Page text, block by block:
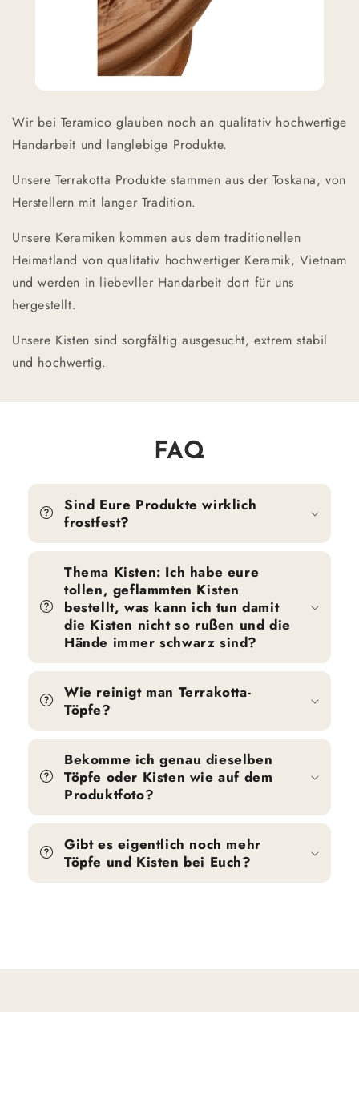
Wir bei Teramico glauben noch an qualitativ hochwertige
Handarbeit und langlebige Produkte.
Unsere Terrakotta Produkte stammen aus der Toskana, von
Herstellern mit langer Tradition.
Unsere Keramiken kommen aus dem traditionellen
Heimatland von qualitativ hochwertiger Keramik, Vietnam
und werden in liebevller Handarbeit dort für uns
hergestellt.
Unsere Kisten sind sorgfältig ausgesucht, extrem stabil
und hochwertig.
FAQ
Sind Eure Produkte wirklich
frostfest?
Thema Kisten: Ich habe eure
tollen, geflammten Kisten
bestellt, was kann ich tun damit
die Kisten nicht so rußen und die
Hände immer schwarz sind?
Wie reinigt man Terrakotta-
Töpfe?
Bekomme ich genau dieselben
Töpfe oder Kisten wie auf dem
Produktfoto?
Gibt es eigentlich noch mehr
Töpfe und Kisten bei Euch?